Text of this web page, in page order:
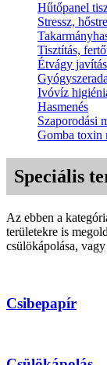
Hűtőpanel
Stressz,
Tisztítás,
Étvágy
Ivóvíz
Hasmenés
Szaporodási
Gomba toxin
Speciális
Az ebben a
területekre is
csülökápolása,
Csibepapír